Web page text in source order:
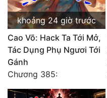
Vô Địch
Võ Hiệp
Võng Du
Xuyên Không
khoảng 24 giờ trước
Cao Võ: Hack Ta Tới Mở,
Tác Dụng Phụ Ngươi Tới
Gánh
Chương 385: